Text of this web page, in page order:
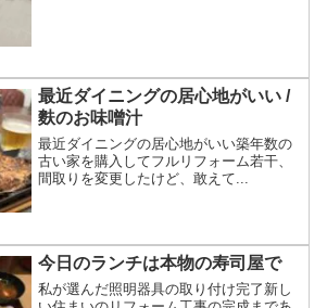
最近ダイニングの居心地がいい /
麩のお味噌汁
最近ダイニングの居心地がいい築年数の
古い家を購入してフルリフォーム若干、
間取りを変更したけど、敢えて...
今日のランチは本物の寿司屋で
私が選んだ照明器具の取り付け完了新し